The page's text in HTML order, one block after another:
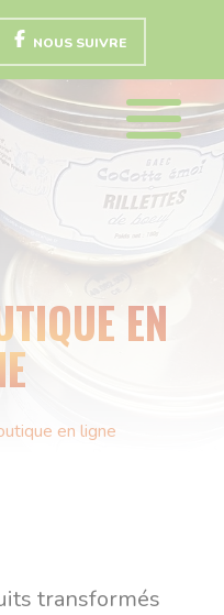
NOUS SUIVRE
EN
en ligne
transformés